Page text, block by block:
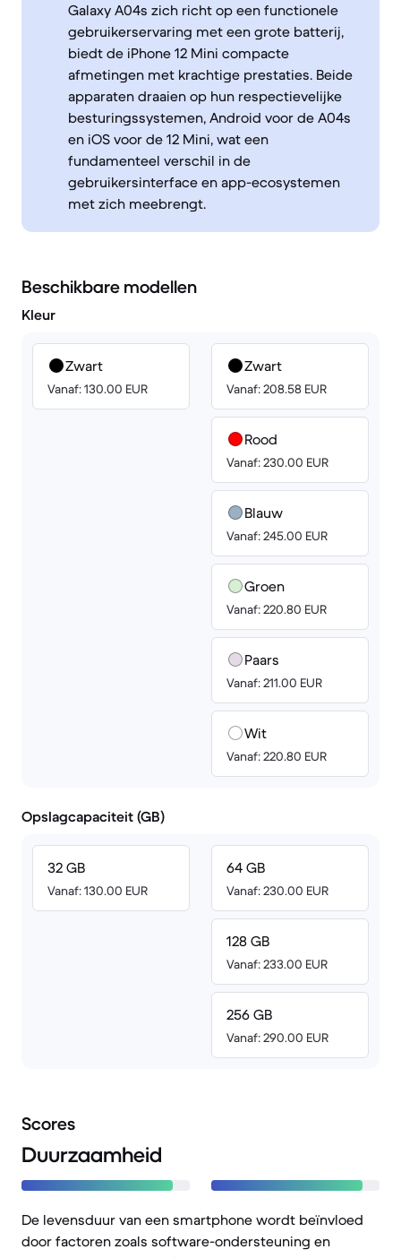
Galaxy A04s zich richt op een functionele
gebruikerservaring met een grote batterij,
biedt de iPhone 12 Mini compacte
afmetingen met krachtige prestaties. Beide
apparaten draaien op hun respectievelijke
besturingssystemen, Android voor de A04s
en iOS voor de 12 Mini, wat een
fundamenteel verschil in de
gebruikersinterface en app-ecosystemen
met zich meebrengt.
Beschikbare modellen
Kleur
Zwart
Vanaf: 130.00 EUR
Zwart
Vanaf: 208.58 EUR
Rood
Vanaf: 230.00 EUR
Blauw
Vanaf: 245.00 EUR
Groen
Vanaf: 220.80 EUR
Paars
Vanaf: 211.00 EUR
Wit
Vanaf: 220.80 EUR
Opslagcapaciteit (GB)
32 GB
Vanaf: 130.00 EUR
64 GB
Vanaf: 230.00 EUR
128 GB
Vanaf: 233.00 EUR
256 GB
Vanaf: 290.00 EUR
Scores
Duurzaamheid
De levensduur van een smartphone wordt beïnvloed
door factoren zoals software-ondersteuning en